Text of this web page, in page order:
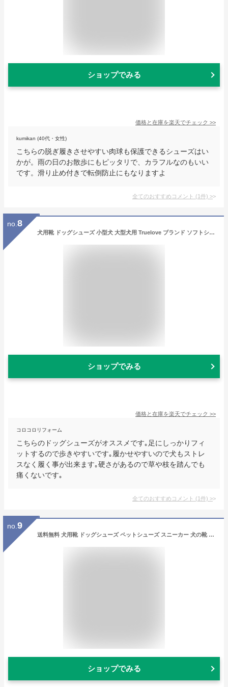
ショップでみる
価格と在庫を楽天でチェック >>
kumikan (40代・女性)
こちらの脱ぎ履きさせやすい肉球も保護できるシューズはい
かが。雨の日のお散歩にもピッタリで、カラフルなのもいい
です。滑り止め付きで転倒防止にもなりますよ
全てのおすすめコメント (1件) >
no. 8
犬用靴 ドッグシューズ 小型犬 大型犬用 Truelove ブランド ソフトシェル メッシュ スポーツ 散歩 介護 足 怪我 シニア ケア HDメッシュシューズ
ショップでみる
価格と在庫を楽天でチェック >>
コロコロリフォーム
こちらのドッグシューズがオススメです｡足にしっかりフィ
ットするので歩きやすいです｡履かせやすいので犬もストレ
スなく履く事が出来ます｡硬さがあるので草や枝を踏んでも
痛くないです｡
全てのおすすめコメント (1件) >
no. 9
送料無料 犬用靴 ドッグシューズ ペットシューズ スニーカー 犬の靴 犬靴 ペット用品 小型犬 マジックテープ仕様 肉球保護 滑り止め 雪靴 スノーシューズ 床の傷つき防止 スター 星 防寒 室内 屋外 お散歩 お出かけ おしゃれ かわいい
ショップでみる